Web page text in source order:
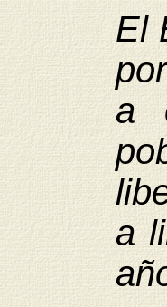
El
a
a